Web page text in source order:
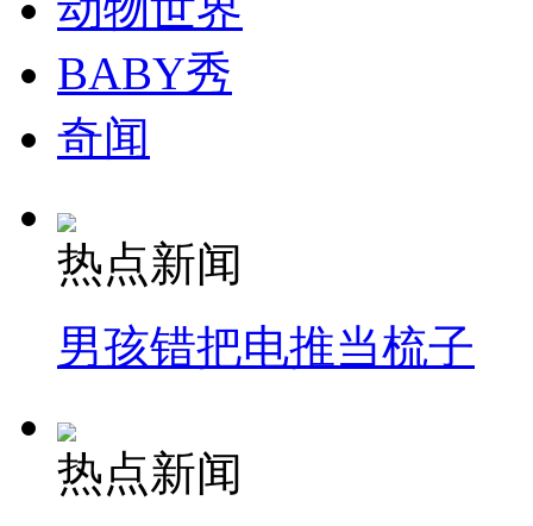
BABY秀
奇闻
热点新闻
男孩错把电推当梳子
热点新闻